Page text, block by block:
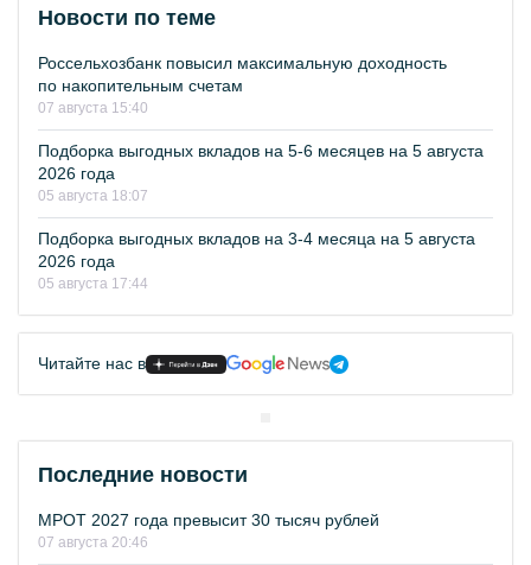
Новости по теме
Россельхозбанк повысил максимальную доходность
по накопительным счетам
07 августа 15:40
Подборка выгодных вкладов на 5-6 месяцев на 5 августа
2026 года
05 августа 18:07
Подборка выгодных вкладов на 3-4 месяца на 5 августа
2026 года
05 августа 17:44
Читайте нас в
Последние новости
МРОТ 2027 года превысит 30 тысяч рублей
07 августа 20:46